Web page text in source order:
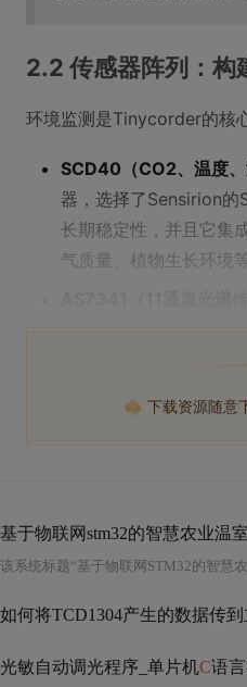
2.2 传感器阵列：构
环境监测是Tinycorder的核
SCD40（CO2、温度、
器，选择了Sensirion
长期稳定性，并且它集
气质量、植物生长环境
AS7341（11通道光谱
下载资源随意
基于物联网stm32的智慧农业温
该系统标题“基于物联网STM32的智慧
如何将TCD1304产生的数据传到
光敏自动调光程序_单片机C语